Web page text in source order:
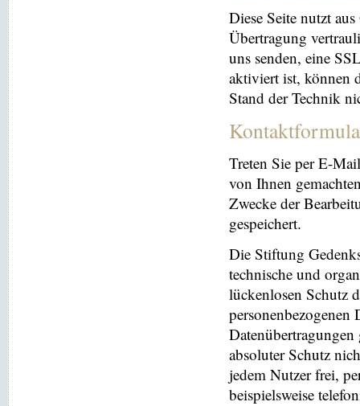
Diese Seite nutzt
Übertragung
uns senden, eine
aktiviert ist, können
Stand der Technik
Treten Sie per E-
von Ihnen
Zwecke der
gespeichert.
Die Stiftung
technische und
lückenlosen Schutz
personenbezogenen
absoluter Schutz
jedem Nutzer frei,
beispielsweise